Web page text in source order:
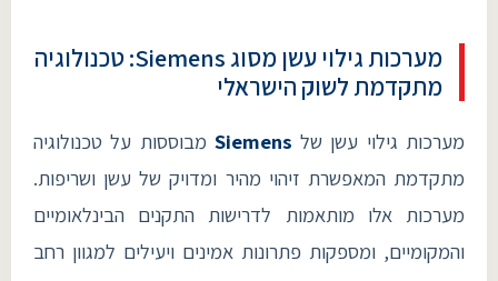
מערכות גילוי עשן מסוג Siemens: טכנולוגיה
מתקדמת לשוק הישראלי
מערכות גילוי עשן של Siemens מבוססות על טכנולוגיה
מתקדמת המאפשרת זיהוי מהיר ומדויק של עשן ושריפות.
מערכות אלו מותאמות לדרישות התקנים הבינלאומיים
והמקומיים, ומספקות פתרונות אמינים ויעילים למגוון רחב